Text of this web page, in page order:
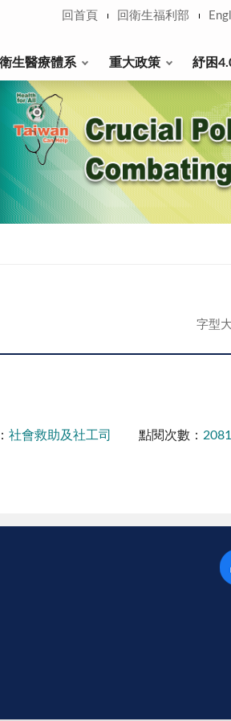
回首頁 回衛生福利部
衛生醫療體系 重大政策 紓困
字型
社會救助及社工司 點閱次數：